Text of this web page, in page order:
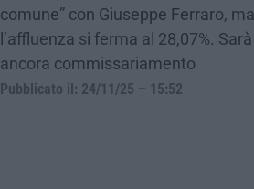
comune” con Giuseppe Ferraro, ma
l’affluenza si ferma al 28,07%. Sarà
ancora commissariamento
Pubblicato il: 24/11/25 – 15:52